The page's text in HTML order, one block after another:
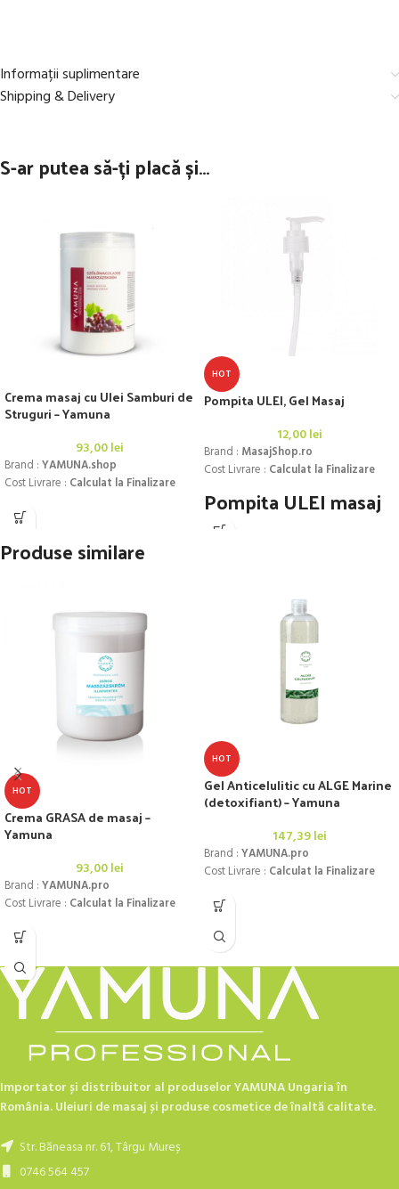
Informații suplimentare
Shipping & Delivery
S-ar putea să-ți placă și…
Crema masaj cu Ulei Samburi de
Struguri – Yamuna
93,00lei
Brand : YAMUNA.shop
Cost Livrare : Calculat la Finalizare
HOT
Pompita ULEI, Gel Masaj
12,00lei
Brand : MasajShop.ro
Cost Livrare : Calculat la Finalizare
Pompita ULEI masaj
compatibilă cu
Ulei DIAMOND - 1.000 ml
Ulei KANU - 1.000 ml
va rugam sa decupati Dvs. cu un
cuter, pentru dimensiunea de 250 ml si
500 ml, ele vin de la producator la
dimensiunea de 1.000 ml)
Produse similare
HOT
Crema GRASA de masaj –
Yamuna
93,00lei
Brand : YAMUNA.pro
Cost Livrare : Calculat la Finalizare
HOT
Gel Anticelulitic cu ALGE Marine
(detoxifiant) – Yamuna
147,39lei
Brand : YAMUNA.pro
Cost Livrare : Calculat la Finalizare
Importator și distribuitor al produselor YAMUNA Ungaria în
România. Uleiuri de masaj și produse cosmetice de înaltă calitate.
Str. Băneasa nr. 61, Târgu Mureș
0746 564 457